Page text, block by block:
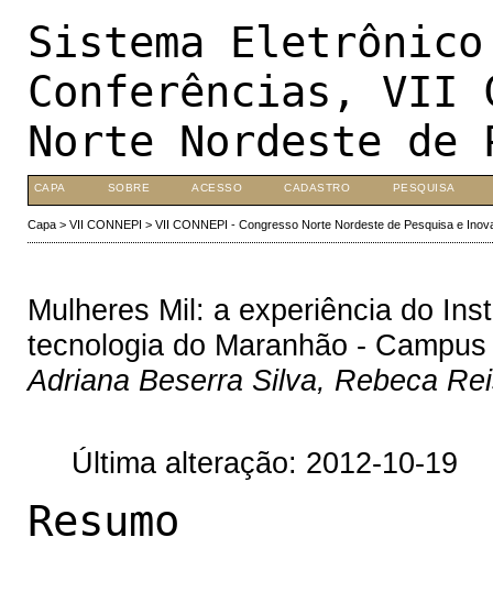
Sistema
Conferências, VII
Norte Nordeste de
CAPA SOBRE ACESSO CADASTRO PESQUISA
Capa> VII CONNEPI > VII CONNEPI - Congresso Norte Nordeste de Pesquisa e
Mulheres Mil: a experiência do
tecnologia do Maranhão -
Adriana Beserra Silva, Rebeca
Última alteração: 2012-10-19
Resumo